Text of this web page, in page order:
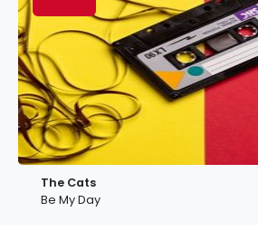
The Cats
Be My Day